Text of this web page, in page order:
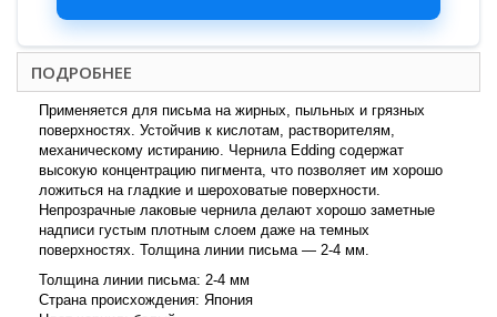
ПОДРОБНЕЕ
Применяется для письма на жирных, пыльных и грязных
поверхностях. Устойчив к кислотам, растворителям,
механическому истиранию. Чернила Edding содержат
высокую концентрацию пигмента, что позволяет им хорошо
ложиться на гладкие и шероховатые поверхности.
Непрозрачные лаковые чернила делают хорошо заметные
надписи густым плотным слоем даже на темных
поверхностях. Толщина линии письма — 2-4 мм.
Толщина линии письма: 2-4 мм
Страна происхождения: Япония